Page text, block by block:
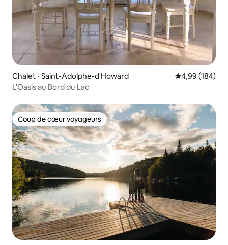
Chalet ⋅ Saint-Adolphe-d'Howard Évaluation
4,99 (184)
L'Oasis au Bord du Lac
Coup de cœur voyageurs
Coup de cœur voyageurs